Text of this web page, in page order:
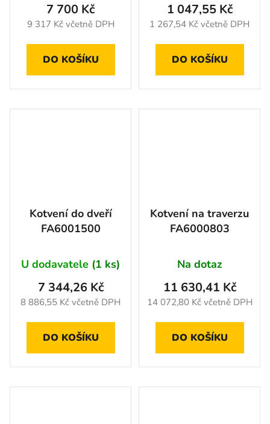
9 317 Kč včetně DPH
7 700 Kč
DO KOŠÍKU
1 267,54 Kč včetně DPH
1 047,55 Kč
DO KOŠÍKU
Kotvení do dveří
FA6001500
U dodavatele (1 ks)
8 886,55 Kč včetně DPH
7 344,26 Kč
DO KOŠÍKU
Kotvení na traverzu
FA6000803
Na dotaz
14 072,80 Kč včetně DPH
11 630,41 Kč
DO KOŠÍKU